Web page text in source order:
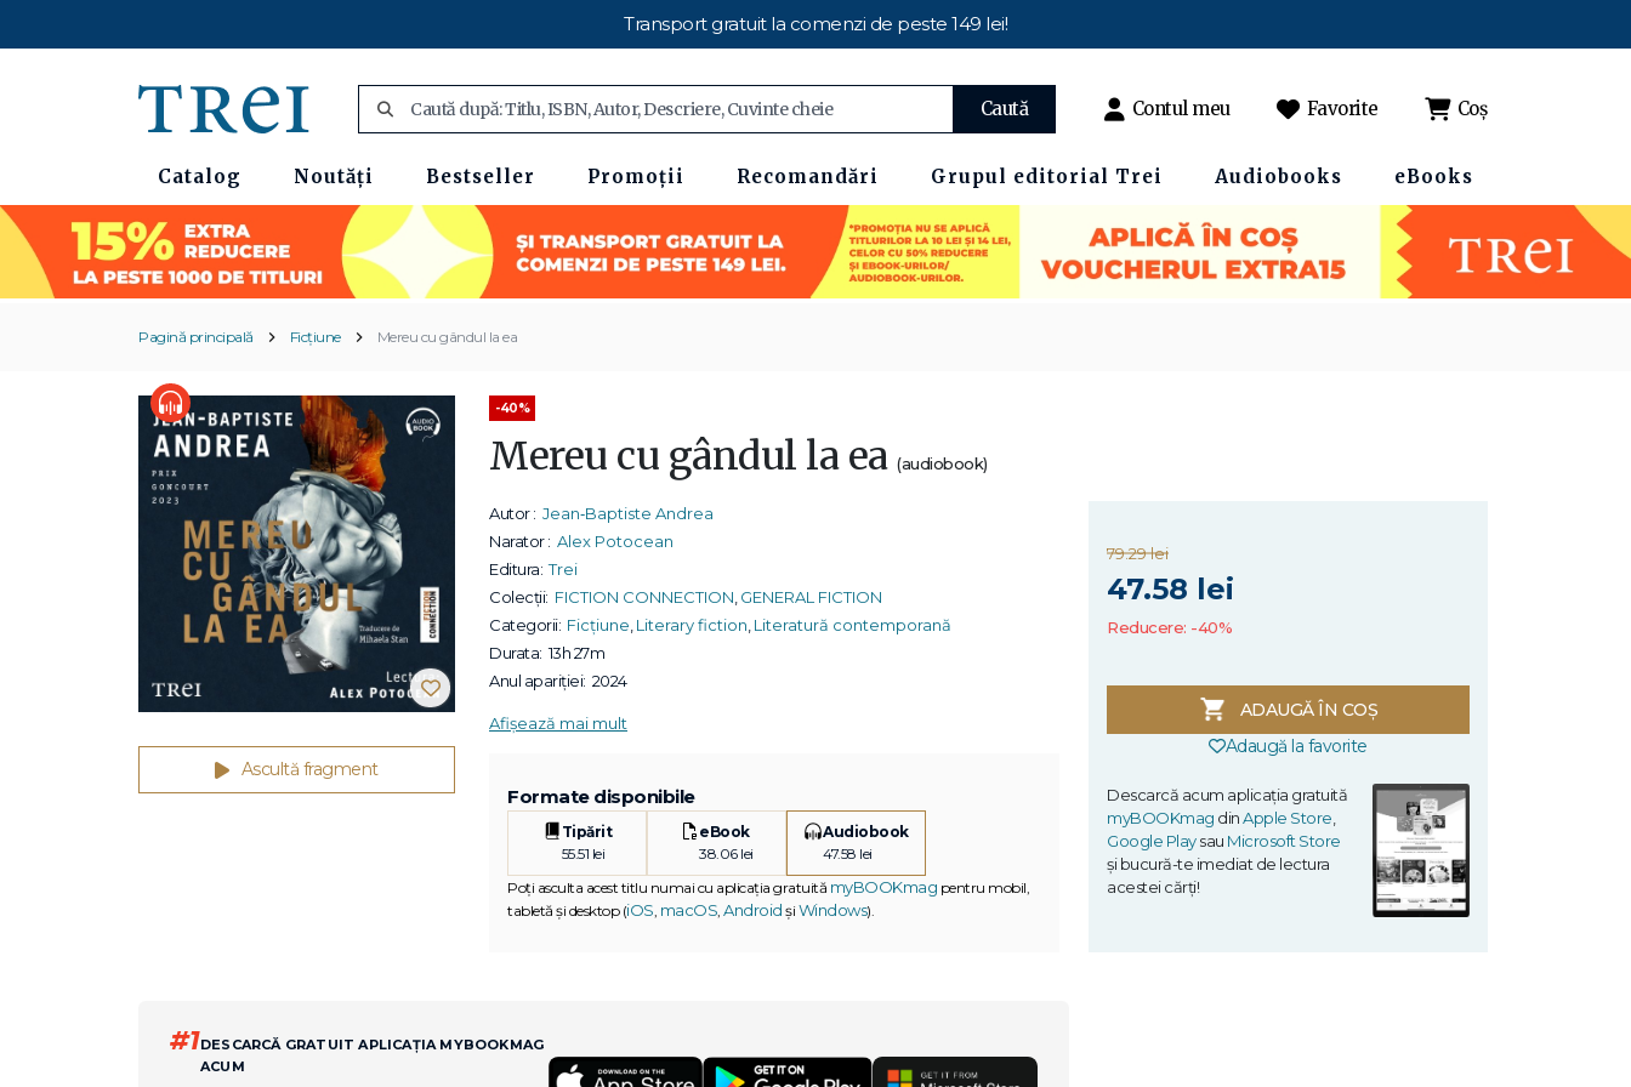
Transport gratuit la comenzi de peste 149 lei!
Caută Contul meu Favorite Coș
Catalog Noutăți Bestseller Promoții Recomandări Grupul editorial Trei Audiobooks eBooks
Pagină principală Ficțiune Mereu cu gândul la ea
Ascultă fragment
-40%
Mereu cu gândul la ea (audiobook)
Autor : Jean‑Baptiste Andrea
Narator : Alex Potocean
Editura: Trei
Colecții: FICTION CONNECTION GENERAL FICTION
Categorii: Ficțiune Literary fiction Literatură contemporană
Durata: 13h 27m
Anul apariției: 2024
Afișează mai mult
Formate disponibile
Tipărit
55.51 lei
eBook
38.06 lei
Audiobook
47.58 lei
Poți asculta acest titlu numai cu aplicația gratuită myBOOKmag pentru mobil,
tabletă și desktop (iOS, macOS, Android și Windows).
79.29 lei
47.58 lei
Reducere: -40%
ADAUGĂ ÎN COȘ
Adaugă la favorite
Descarcă acum aplicația gratuită
myBOOKmag dinApple Store
Google Playsau Microsoft Store
și bucură-te imediat de lectura
acestei cărți!
#1DESCARCĂ GRATUIT APLICAȚIA MYBOOKMAG
ACUM